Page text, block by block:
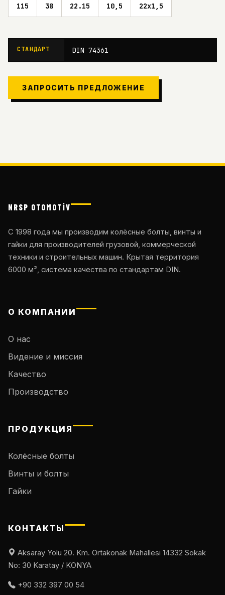
115 38 22.15 10,5 22x1,5
СТАНДАРТ DIN 74361
ЗАПРОСИТЬ ПРЕДЛОЖЕНИЕ
NRSP OTOMOTİV
С 1998 года мы производим колёсные болты, винты и
гайки для производителей грузовой, коммерческой
техники и строительных машин. Крытая территория
6000 м², система качества по стандартам DIN.
О КОМПАНИИ
О нас
Видение и миссия
Качество
Производство
ПРОДУКЦИЯ
Колёсные болты
Винты и болты
Гайки
КОНТАКТЫ
Aksaray Yolu 20. Km. Ortakonak Mahallesi 14332 Sokak
No: 30 Karatay / KONYA
+90 332 397 00 54